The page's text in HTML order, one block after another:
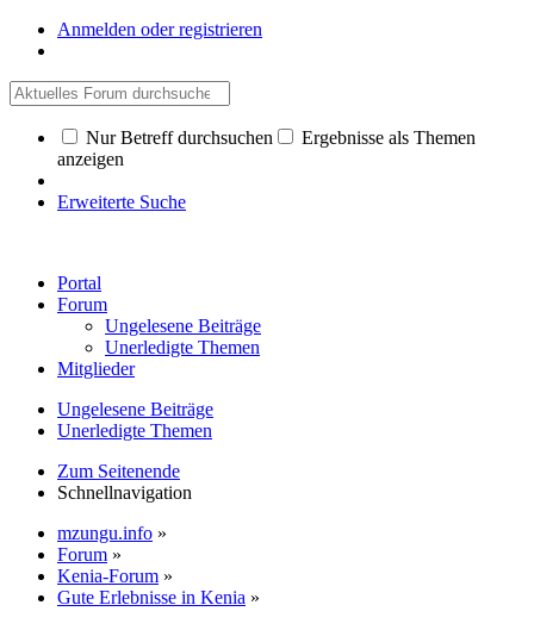
Anmelden oder registrieren
Nur Betreff durchsuchen
Ergebnisse als Themen
anzeigen
Erweiterte Suche
Portal
Forum
Ungelesene Beiträge
Unerledigte Themen
Mitglieder
Ungelesene Beiträge
Unerledigte Themen
Zum Seitenende
Schnellnavigation
mzungu.info »
Forum »
Kenia-Forum »
Gute Erlebnisse in Kenia »